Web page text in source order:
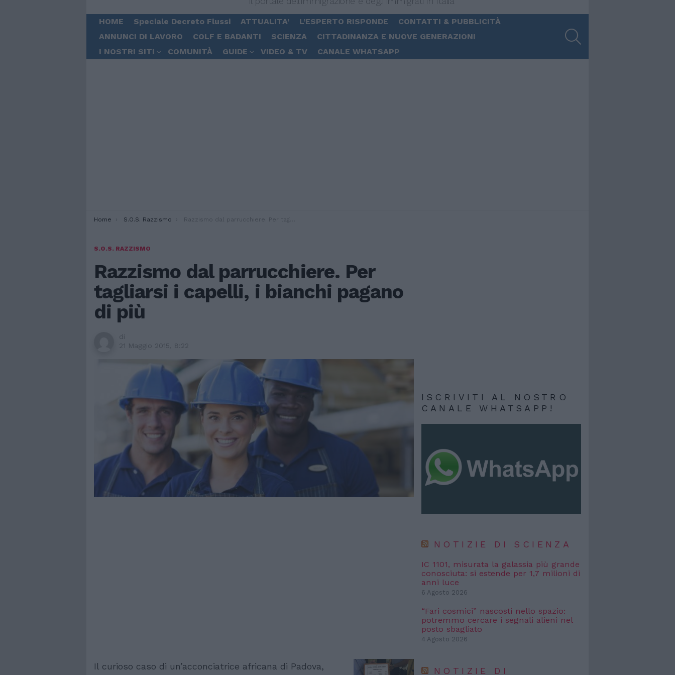
HOME Speciale Decreto Flussi ATTUALITA’ L’ESPERTO RISPONDE
CONTATTI & PUBBLICITÀ
ANNUNCI DI LAVORO
COLF E BADANTI SCIENZA
CITTADINANZA E NUOVE GENERAZIONI
I NOSTRI SITI
COMUNITÀ GUIDE VIDEO & TV CANALE WHATSAPP
You are here:
Home S.O.S. Razzismo Razzismo dal parrucchiere. Per tagliarsi i capelli, i bianchi pagano di più
S.O.S. RAZZISMO
Razzismo dal parrucchiere. Per
tagliarsi i capelli, i bianchi pagano
di più
di
21 Maggio 2015, 8:22
Il curioso caso di un’acconciatrice africana di Padova,
ISCRIVITI AL NOSTRO
CANALE WHATSAPP!
NOTIZIE DI SCIENZA
IC 1101, misurata la galassia più grande
conosciuta: si estende per 1,7 milioni di
anni luce
6 Agosto 2026
“Fari cosmici” nascosti nello spazio:
potremmo cercare i segnali alieni nel
posto sbagliato
4 Agosto 2026
NOTIZIE DI